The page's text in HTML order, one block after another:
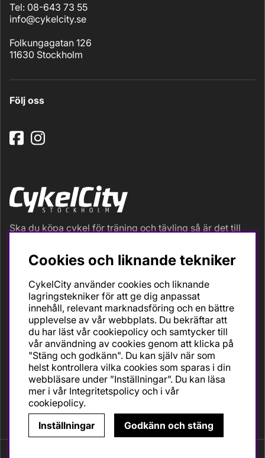
Tel: 08-643 73 55
info@cykelcity.se
Folkungagatan 126
11630 Stockholm
Följ oss
Ska du köpa cykel för träning och tävling så är det till
Vi är en mycket personlig cykelaffär med hög
servicegrad och alla vi som jobbar är inbitna cyklister
och dess produkter. Gör din bästa cykelaffär på
CykelCity!
Cookies och liknande tekniker
CykelCity använder cookies och liknande
lagringstekniker för att ge dig anpassat
innehåll, relevant marknadsföring och en bättre
upplevelse av vår webbplats. Du bekräftar att
du har läst vår cookiepolicy och samtycker till
vår användning av cookies genom att klicka på
"Stäng och godkänn". Du kan själv när som
helst kontrollera vilka cookies som sparas i din
webbläsare under ”Inställningar”. Du kan läsa
mer i vår Integritetspolicy och i vår
cookiepolicy.
Inställningar
Godkänn och stäng